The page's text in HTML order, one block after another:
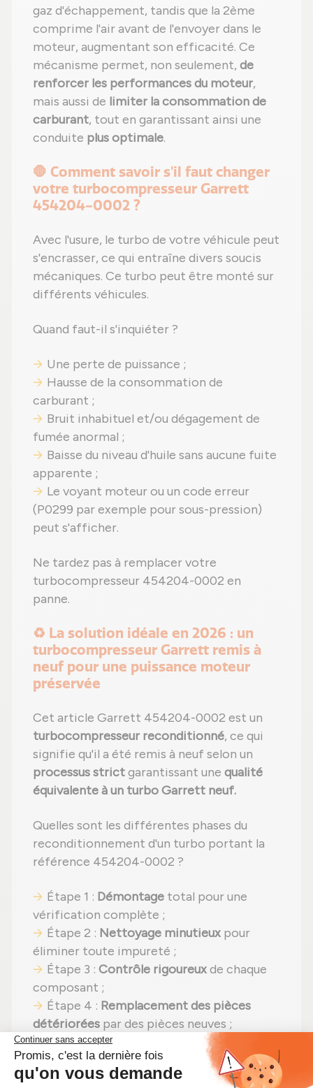
gaz d'échappement, tandis que la 2ème
comprime l'air avant de l'envoyer dans le
moteur, augmentant son efficacité. Ce
mécanisme permet, non seulement, de
renforcer les performances du moteur,
mais aussi de limiter la consommation de
carburant, tout en garantissant ainsi une
conduite plus optimale.
🛑 Comment savoir s'il faut changer
votre turbocompresseur Garrett
454204-0002 ?
Avec l'usure, le turbo de votre véhicule peut
s'encrasser, ce qui entraîne divers soucis
mécaniques. Ce turbo peut être monté sur
différents véhicules.
Quand faut-il s'inquiéter ?
Une perte de puissance ;
Hausse de la consommation de
carburant ;
Bruit inhabituel et/ou dégagement de
fumée anormal ;
Baisse du niveau d'huile sans aucune fuite
apparente ;
Le voyant moteur ou un code erreur
(P0299 par exemple pour sous-pression)
peut s'afficher.
Ne tardez pas à remplacer votre
turbocompresseur 454204-0002 en
panne.
♻️ La solution idéale en 2026 : un
turbocompresseur Garrett remis à
neuf pour une puissance moteur
préservée
Cet article Garrett 454204-0002 est un
turbocompresseur reconditionné, ce qui
signifie qu'il a été remis à neuf selon un
processus strictgarantissant une qualité
équivalente à un turbo Garrett neuf.
Quelles sont les différentes phases du
reconditionnement d'un turbo portant la
référence 454204-0002 ?
Étape 1 : Démontage total pour une
vérification complète ;
Étape 2 : Nettoyage minutieux pour
éliminer toute impureté ;
Étape 3 : Contrôle rigoureuxde chaque
composant ;
Étape 4 : Remplacement des pièces
détériorées par des pièces neuves ;
Étape 5 :Remontage
avec des réglages
effectués selon les recommandations du
fabricant ;